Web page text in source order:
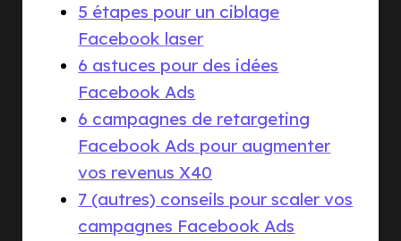
5 étapes pour un ciblage
Facebook laser
6 astuces pour des idées
Facebook Ads
6 campagnes de retargeting
Facebook Ads pour augmenter
vos revenus X40
7 (autres) conseils pour scaler vos
campagnes Facebook Ads